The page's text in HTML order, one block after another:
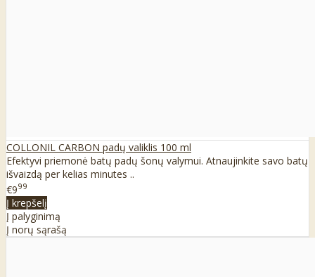
COLLONIL CARBON padų valiklis 100 ml
Efektyvi priemonė batų padų šonų valymui. Atnaujinkite savo batų
išvaizdą per kelias minutes ..
€999
Į krepšelį
Į palyginimą
Į norų sąrašą